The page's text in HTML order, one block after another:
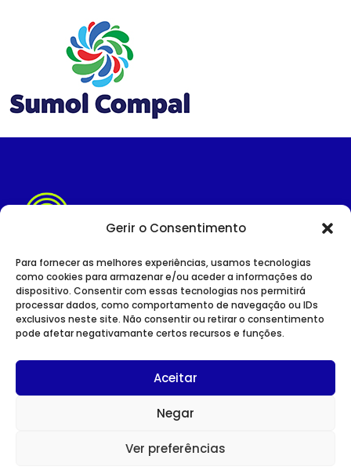
Gerir o Consentimento
Para fornecer as melhores experiências, usamos tecnologias
como cookies para armazenar e/ou aceder a informações do
dispositivo. Consentir com essas tecnologias nos permitirá
processar dados, como comportamento de navegação ou IDs
exclusivos neste site. Não consentir ou retirar o consentimento
pode afetar negativamante certos recursos e funções.
Aceitar
Negar
Ver preferências
SITE INSTITUCIONAL
POLÍTICA DE PRIVACIDADE